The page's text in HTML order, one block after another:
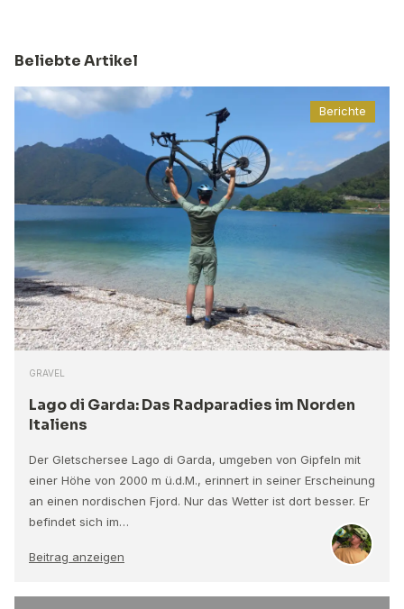
Beliebte Artikel
Berichte
GRAVEL
Lago di Garda: Das Radparadies im Norden
Italiens
Der Gletschersee Lago di Garda, umgeben von Gipfeln mit
einer Höhe von 2000 m ü.d.M., erinnert in seiner Erscheinung
an einen nordischen Fjord. Nur das Wetter ist dort besser. Er
befindet sich im…
Beitrag anzeigen